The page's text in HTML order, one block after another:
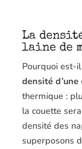
La
laine de
Pourquoi est-
densité d’une
thermique :
la couette
densité des
superposons